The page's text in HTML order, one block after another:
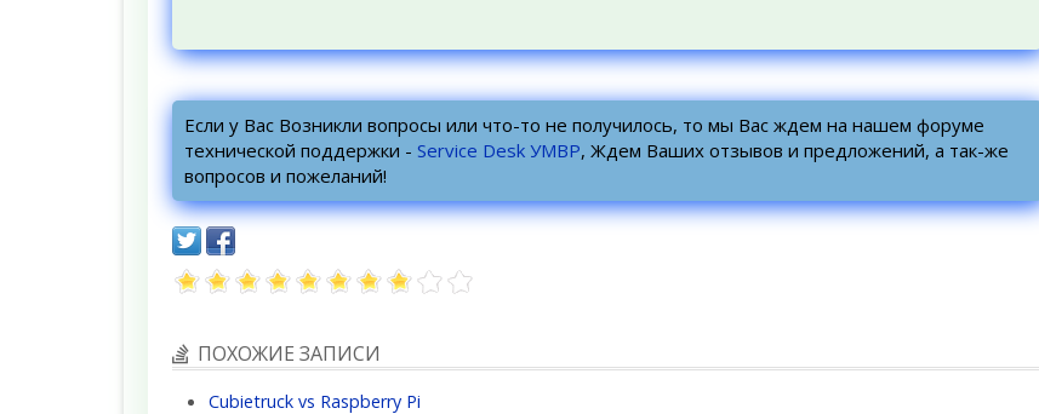
Если у Вас Возникли вопросы или что-то не получилось, то мы Вас ждем на нашем форуме
технической поддержки - Service Desk УМВР, Ждем Ваших отзывов и предложений, а так-же
вопросов и пожеланий!
ПОХОЖИЕ ЗАПИСИ
Cubietruck vs Raspberry Pi